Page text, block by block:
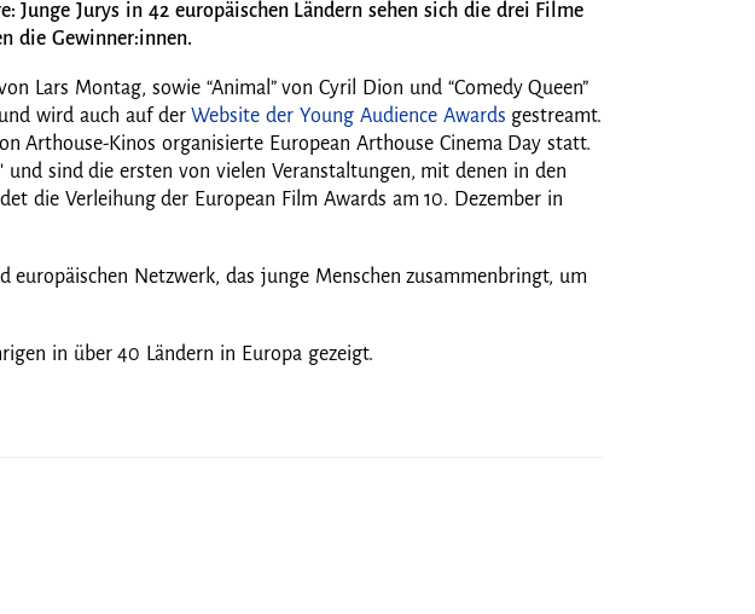
Junge Jurys in 42 europäischen Ländern sehen sich die drei Filme
die Gewinner:innen.
Lars Montag, sowie “Animal” von Cyril Dion und “Comedy Queen”
wird auch auf derWebsite der Young Audience Awards gestreamt.
Arthouse-Kinos organisierte European Arthouse Cinema Day statt.
sind die ersten von vielen Veranstaltungen, mit denen in den
die Verleihung der European Film Awards am 10. Dezember in
europäischen Netzwerk, das junge Menschen zusammenbringt, um
in über 40 Ländern in Europa gezeigt.